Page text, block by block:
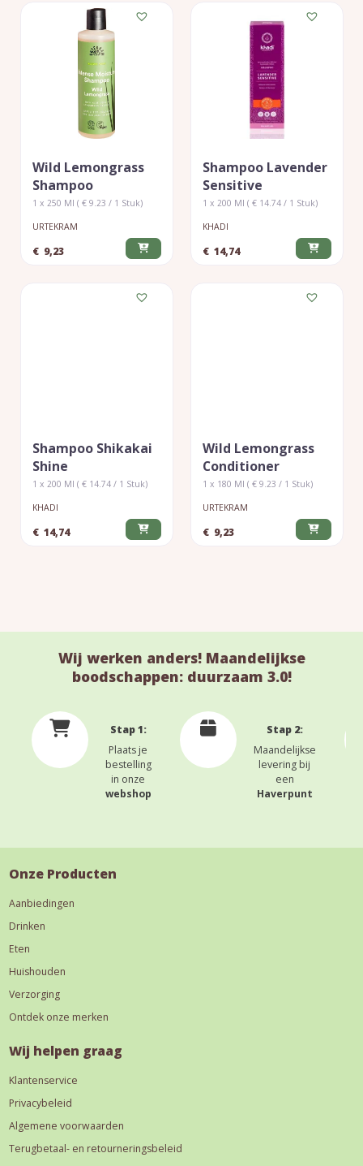
Wild Lemongrass
Shampoo
1 x 250 Ml ( € 9.23 / 1 Stuk)
URTEKRAM
€ 9,23
Shampoo Lavender
Sensitive
1 x 200 Ml ( € 14.74 / 1 Stuk)
KHADI
€ 14,74
Shampoo Shikakai
Shine
1 x 200 Ml ( € 14.74 / 1 Stuk)
KHADI
€ 14,74
Wild Lemongrass
Conditioner
1 x 180 Ml ( € 9.23 / 1 Stuk)
URTEKRAM
€ 9,23
Wij werken anders! Maandelijkse
boodschappen: duurzaam 3.0!
Stap 1:
Plaats je
bestelling
in onze
webshop
Stap 2:
Maandelijkse
levering bij
een
Haverpunt
Onze Producten
Aanbiedingen
Drinken
Eten
Huishouden
Verzorging
Ontdek onze merken
Wij helpen graag
Klantenservice
Privacybeleid
Algemene voorwaarden
Terugbetaal- en retourneringsbeleid